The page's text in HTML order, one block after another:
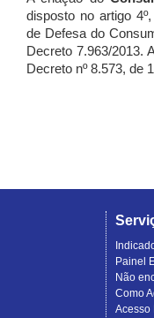
disposto no artigo
de Defesa do
Decreto 7.963/2013.
Decreto nº 8.573, de
Painel
Não
Como
Acesso